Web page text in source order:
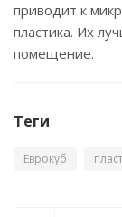
приводит к
пластика. Их
помещение.
Теги
Еврокуб